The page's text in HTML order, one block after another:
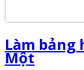
Làm bảng
Một